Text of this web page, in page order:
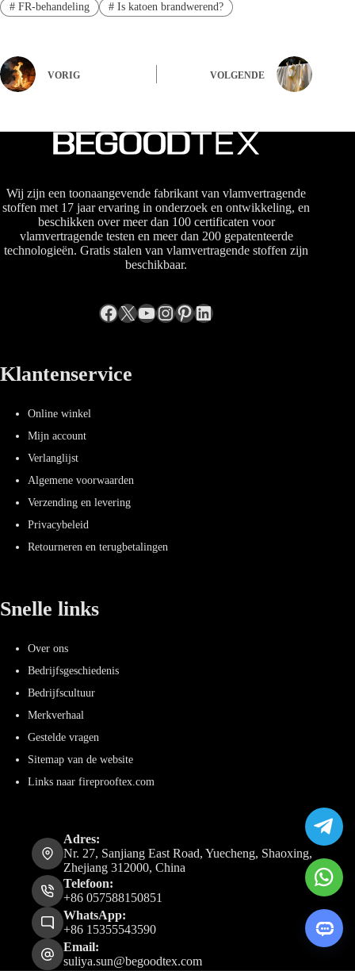
#FR-behandeling #Is katoen brandwerend?
VORIG VOLGENDE
Wij zijn een toonaangevende fabrikant van vlamvertragende
stoffen met 17 jaar ervaring in onderzoek en ontwikkeling, en
beschikken over meer dan 100 certificaten voor
vlamvertragende testen en meer dan 200 gepatenteerde
technologieën. Gratis stalen van vlamvertragende stoffen zijn
beschikbaar.
Facebook
X YouTube
Instagram
Pinterest
LinkedIn
Klantenservice
Online winkel
Mijn account
Verlanglijst
Algemene voorwaarden
Verzending en levering
Privacybeleid
Retourneren en terugbetalingen
Snelle links
Over ons
Bedrijfsgeschiedenis
Bedrijfscultuur
Merkverhaal
Gestelde vragen
Sitemap van de website
Links naar fireprooftex.com
Adres:
Nr. 27, Sanjiang East Road, Yuecheng, Shaoxing,
Zhejiang 312000, China
Telefoon:
+86 057588150851
WhatsApp:
+86 15355543590
Email:
suliya.sun@begoodtex.com